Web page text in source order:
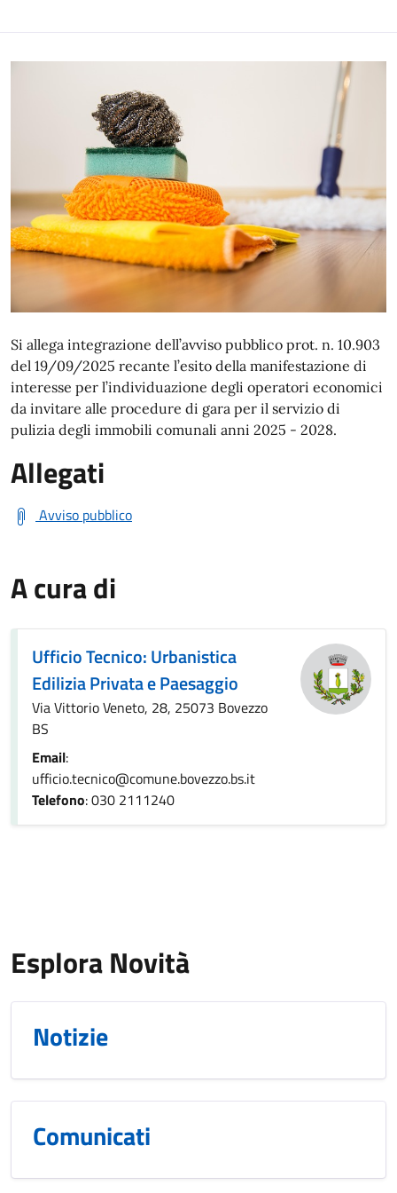
Si allega integrazione dell’avviso pubblico prot. n. 10.903
del 19/09/2025 recante l’esito della manifestazione di
interesse per l’individuazione degli operatori economici
da invitare alle procedure di gara per il servizio di
pulizia degli immobili comunali anni 2025 - 2028.
Allegati
Avviso pubblico
A cura di
Ufficio Tecnico: Urbanistica
Edilizia Privata e Paesaggio
Via Vittorio Veneto, 28, 25073 Bovezzo
BS
Email:
ufficio.tecnico@comune.bovezzo.bs.it
Telefono: 030 2111240
Esplora Novità
Notizie
Comunicati